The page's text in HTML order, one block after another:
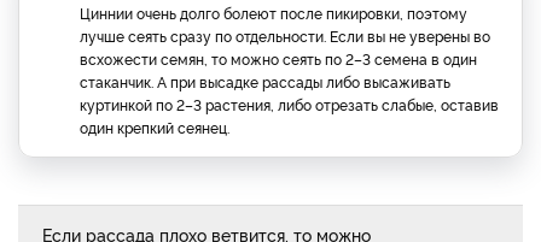
Циннии очень долго болеют после пикировки, поэтому
лучше сеять сразу по отдельности. Если вы не уверены во
всхожести семян, то можно сеять по 2–3 семена в один
стаканчик. А при высадке рассады либо высаживать
куртинкой по 2–3 растения, либо отрезать слабые, оставив
один крепкий сеянец.
Если рассада плохо ветвится, то можно